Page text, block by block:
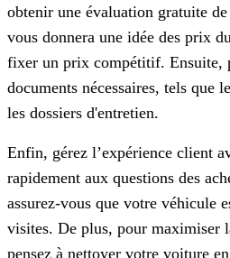
obtenir une évaluation gratuite
vous donnera une idée des prix
fixer un prix compétitif. Ensuite,
documents nécessaires, tels que
les dossiers d'entretien.
Enfin, gérez l’expérience client
rapidement aux questions des
assurez-vous que votre véhicule
visites. De plus, pour maximiser
pensez à nettoyer votre voiture